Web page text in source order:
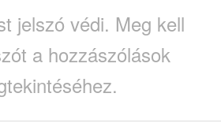
jelszó védi. Meg kell
a hozzászólások